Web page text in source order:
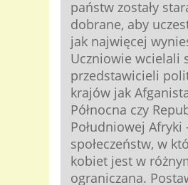
państw zostały
dobrane, aby
jak najwięcej
Uczniowie wcielali
przedstawicieli
krajów jak
Północna czy
Południowej Afryki
społeczeństw, w
kobiet jest w
ograniczana.